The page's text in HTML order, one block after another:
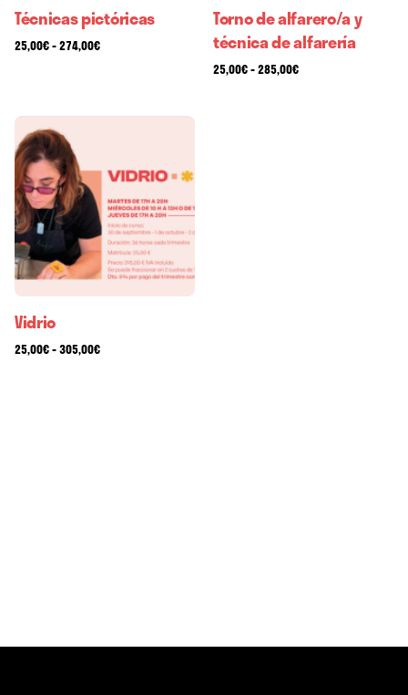
Técnicas pictóricas
25,00€-274,00€
Torno de alfarero/a y
técnica de alfarería
25,00€-285,00€
Vidrio
25,00€-305,00€